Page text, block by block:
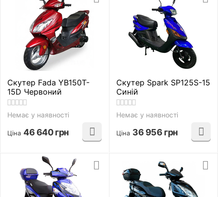
Скутер Fada YB150T-
15D Червоний
Немає у наявності
Ціна 46 640 грн
Скутер Spark SP125S-15
Синій
Немає у наявності
Ціна 36 956 грн